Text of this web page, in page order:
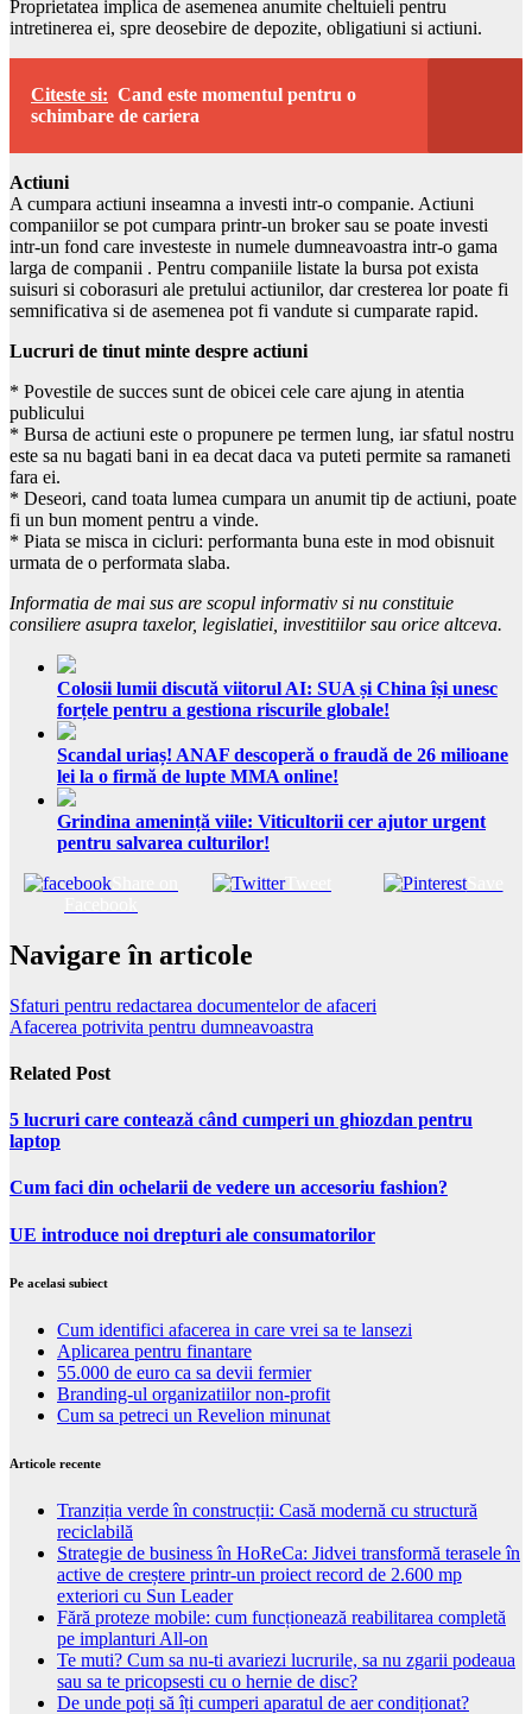
Proprietatea implica de asemenea anumite cheltuieli pentru
intretinerea ei, spre deosebire de depozite, obligatiuni si actiuni.
Citeste si: Cand este momentul pentru o
schimbare de cariera
Actiuni
A cumpara actiuni inseamna a investi intr-o companie. Actiuni
companiilor se pot cumpara printr-un broker sau se poate investi
intr-un fond care investeste in numele dumneavoastra intr-o gama
larga de companii . Pentru companiile listate la bursa pot exista
suisuri si coborasuri ale pretului actiunilor, dar cresterea lor poate fi
semnificativa si de asemenea pot fi vandute si cumparate rapid.
Lucruri de tinut minte despre actiuni
* Povestile de succes sunt de obicei cele care ajung in atentia
publicului
* Bursa de actiuni este o propunere pe termen lung, iar sfatul nostru
este sa nu bagati bani in ea decat daca va puteti permite sa ramaneti
fara ei.
* Deseori, cand toata lumea cumpara un anumit tip de actiuni, poate
fi un bun moment pentru a vinde.
* Piata se misca in cicluri: performanta buna este in mod obisnuit
urmata de o performata slaba.
Informatia de mai sus are scopul informativ si nu constituie
consiliere asupra taxelor, legislatiei, investitiilor sau orice altceva.
Colosii lumii discută viitorul AI: SUA și China își unesc
forțele pentru a gestiona riscurile globale!
Scandal uriaș! ANAF descoperă o fraudă de 26 milioane
lei la o firmă de lupte MMA online!
Grindina amenință viile: Viticultorii cer ajutor urgent
pentru salvarea culturilor!
Tweet Save
Navigare în articole
Sfaturi pentru redactarea documentelor de afaceri
Afacerea potrivita pentru dumneavoastra
Related Post
5 lucruri care contează când cumperi un ghiozdan pentru
laptop
Cum faci din ochelarii de vedere un accesoriu fashion?
UE introduce noi drepturi ale consumatorilor
Pe acelasi subiect
Cum identifici afacerea in care vrei sa te lansezi
Aplicarea pentru finantare
55.000 de euro ca sa devii fermier
Branding-ul organizatiilor non-profit
Cum sa petreci un Revelion minunat
Articole recente
Tranziția verde în construcții: Casă modernă cu structură
reciclabilă
Strategie de business în HoReCa: Jidvei transformă terasele în
active de creștere printr-un proiect record de 2.600 mp
exteriori cu Sun Leader
Fără proteze mobile: cum funcționează reabilitarea completă
pe implanturi All-on
Te muti? Cum sa nu-ti avariezi lucrurile, sa nu zgarii podeaua
sau sa te pricopsesti cu o hernie de disc?
De unde poți să îți cumperi aparatul de aer condiționat?